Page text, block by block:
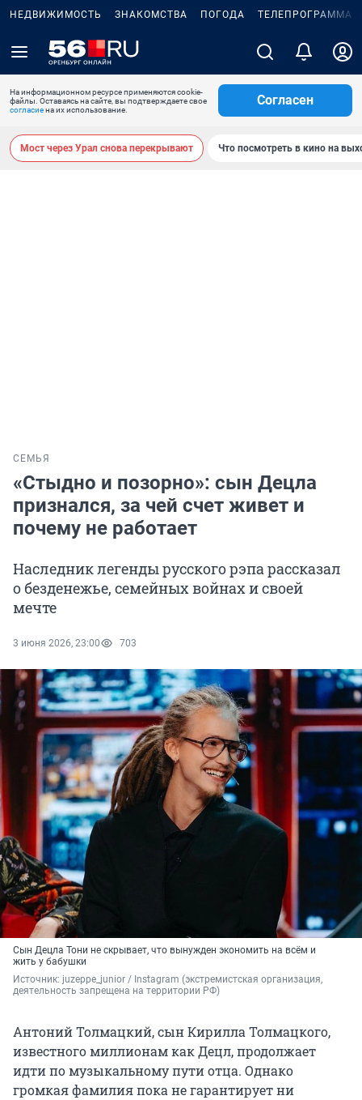
НЕДВИЖИМОСТЬ ЗНАКОМСТВА ПОГОДА ТЕЛЕПРОГРАММА
На информационном ресурсе применяются cookie-
файлы. Оставаясь на сайте, вы подтверждаете свое
согласиена их использование.
Согласен
Мост через Урал снова перекрывают Что посмотреть в кино на
СЕМЬЯ
«Стыдно и позорно»: сын Децла
признался, за чей счет живет и
почему не работает
Наследник легенды русского рэпа рассказал
о безденежье, семейных войнах и своей
мечте
3 июня 2026, 23:00 703
Сын Децла Тони не скрывает, что вынужден экономить на всём и
жить у бабушки
Источник: juzeppe_junior / Instagram (экстремистская организация,
деятельность запрещена на территории РФ)
Антоний Толмацкий, сын Кирилла Толмацкого,
известного миллионам как Децл, продолжает
идти по музыкальному пути отца. Однако
громкая фамилия пока не гарантирует ни